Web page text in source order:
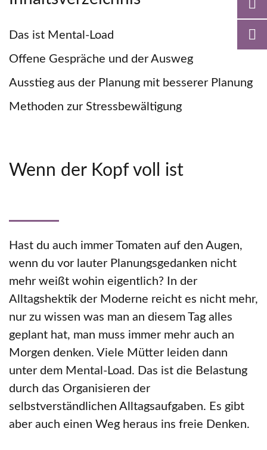
Das ist Mental-Load
Offene Gespräche und der Ausweg
Ausstieg aus der Planung mit besserer Planung
Methoden zur Stressbewältigung
Wenn der Kopf voll ist
Hast du auch immer Tomaten auf den Augen,
wenn du vor lauter Planungsgedanken nicht
mehr weißt wohin eigentlich? In der
Alltagshektik der Moderne reicht es nicht mehr,
nur zu wissen was man an diesem Tag alles
geplant hat, man muss immer mehr auch an
Morgen denken. Viele Mütter leiden dann
unter dem Mental-Load. Das ist die Belastung
durch das Organisieren der
selbstverständlichen Alltagsaufgaben. Es gibt
aber auch einen Weg heraus ins freie Denken.